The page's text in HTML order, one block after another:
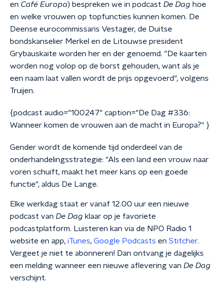
en Café Europa) bespreken we in podcast De Dag hoe
en welke vrouwen op topfuncties kunnen komen. De
Deense eurocommissaris Vestager, de Duitse
bondskanselier Merkel en de Litouwse president
Grybauskaite worden her en der genoemd. "De kaarten
worden nog volop op de borst gehouden, want als je
een naam laat vallen wordt de prijs opgevoerd", volgens
Truijen.
{podcast audio="100247" caption="De Dag #336:
Wanneer komen de vrouwen aan de macht in Europa?" }
Gender wordt de komende tijd onderdeel van de
onderhandelingsstrategie: "Als een land een vrouw naar
voren schuift, maakt het meer kans op een goede
functie", aldus De Lange.
Elke werkdag staat er vanaf 12.00 uur een nieuwe
podcast van De Dag klaar op je favoriete
podcastplatform. Luisteren kan via de NPO Radio 1
website en app, iTunes, Google Podcasts en Stitcher.
Vergeet je niet te abonneren! Dan ontvang je dagelijks
een melding wanneer een nieuwe aflevering van De Dag
verschijnt.